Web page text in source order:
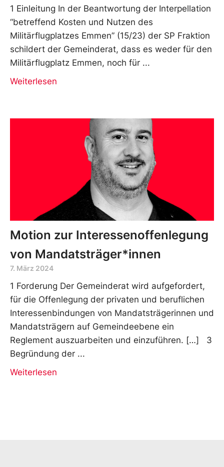
1 Einleitung In der Beantwortung der Interpellation
“betreffend Kosten und Nutzen des
Militärflugplatzes Emmen” (15/23) der SP Fraktion
schildert der Gemeinderat, dass es weder für den
Militärflugplatz Emmen, noch für
Weiterlesen
Motion zur Interessenoffenlegung
von Mandatsträger*innen
7. März 2024
1 Forderung Der Gemeinderat wird aufgefordert,
für die Offenlegung der privaten und beruflichen
Interessenbindungen von Mandatsträgerinnen und
Mandatsträgern auf Gemeindeebene ein
Reglement auszuarbeiten und einzuführen. […] 3
Begründung der
Weiterlesen